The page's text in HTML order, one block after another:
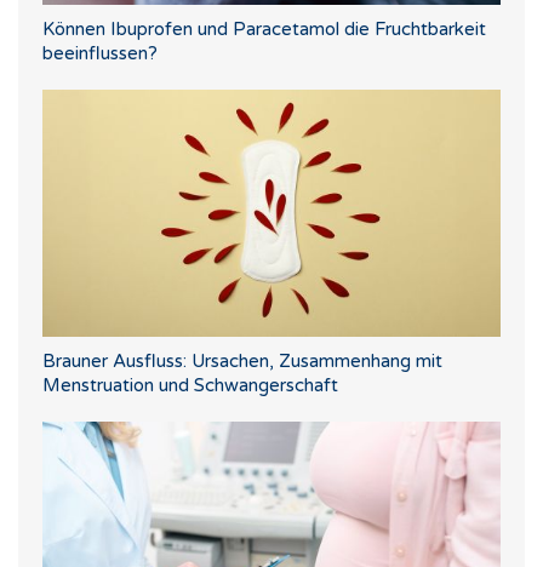
Können Ibuprofen und Paracetamol die Fruchtbarkeit
beeinflussen?
Brauner Ausfluss: Ursachen, Zusammenhang mit
Menstruation und Schwangerschaft